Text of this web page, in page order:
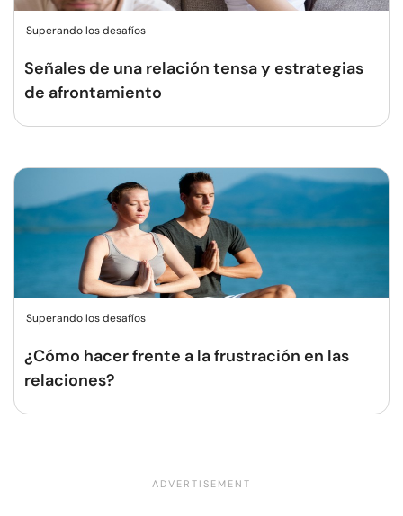
Superando los desafíos
Señales de una relación tensa y estrategias
de afrontamiento
Superando los desafíos
¿Cómo hacer frente a la frustración en las
relaciones?